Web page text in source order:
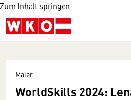
Zum Inhalt springen
Maler
WorldSkills 2024: